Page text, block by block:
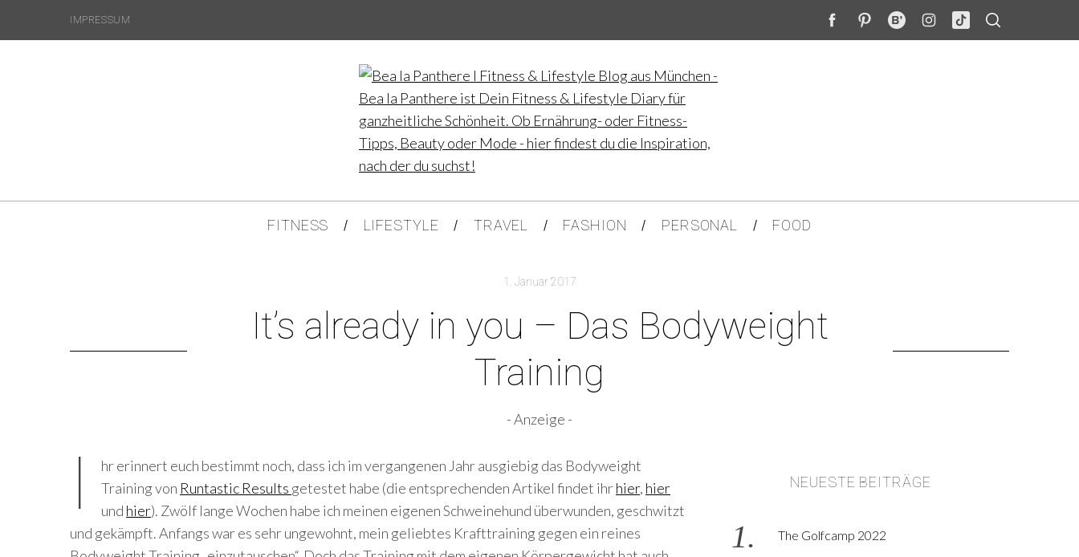
IMPRESSUM
FITNESS LIFESTYLE TRAVEL FASHION PERSONAL FOOD
1. Januar 2017
It’s already in you – Das Bodyweight
Training
- Anzeige -
I
hr erinnert euch bestimmt noch, dass ich im vergangenen Jahr ausgiebig das Bodyweight
Training von Runtastic Results getestet habe (die entsprechenden Artikel findet ihrhier, hier
und hier). Zwölf lange Wochen habe ich meinen eigenen Schweinehund überwunden, geschwitzt
und gekämpft. Anfangs war es sehr ungewohnt, mein geliebtes Krafttraining gegen ein reines
NEUESTE BEITRÄGE
The Golfcamp 2022